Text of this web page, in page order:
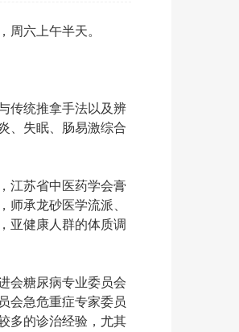
周六上午半天。
传统推拿手法以及辨
、失眠、肠易激综合
江苏省中医药学会膏
师承龙砂医学流派、
亚健康人群的体质调
会糖尿病专业委员会
会急危重症专家委员
多的诊治经验，尤其